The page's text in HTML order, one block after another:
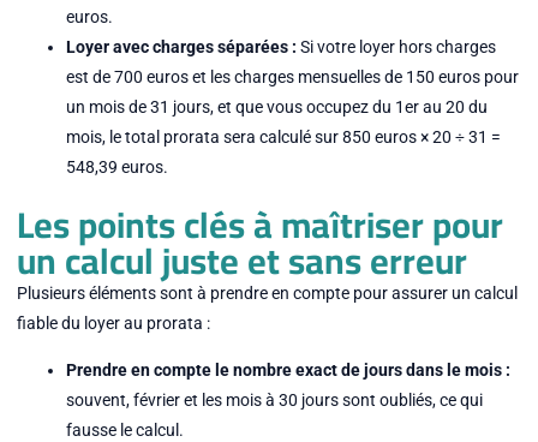
euros.
Loyer avec charges séparées : Si votre loyer hors charges
est de 700 euros et les charges mensuelles de 150 euros pour
un mois de 31 jours, et que vous occupez du 1er au 20 du
mois, le total prorata sera calculé sur 850 euros × 20 ÷ 31 =
548,39 euros.
Les points clés à maîtriser pour
un calcul juste et sans erreur
Plusieurs éléments sont à prendre en compte pour assurer un calcul
fiable du loyer au prorata :
Prendre en compte le nombre exact de jours dans le mois :
souvent, février et les mois à 30 jours sont oubliés, ce qui
fausse le calcul.